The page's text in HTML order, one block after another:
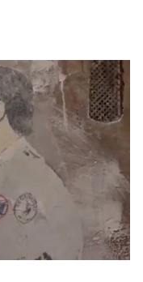
l’ipotesi di un
al M5S